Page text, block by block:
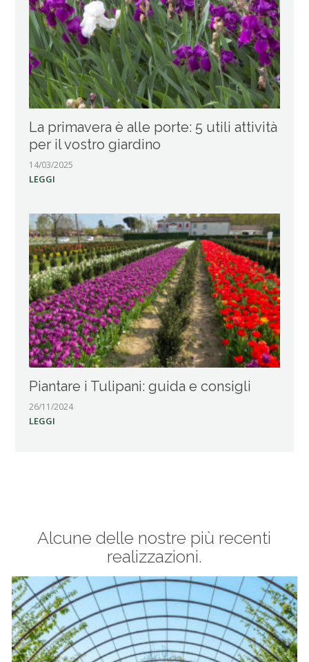
La primavera è alle porte: 5 utili attività
per il vostro giardino
14/03/2025
LEGGI
Piantare i Tulipani: guida e consigli
26/11/2024
LEGGI
Alcune delle nostre più recenti
realizzazioni.